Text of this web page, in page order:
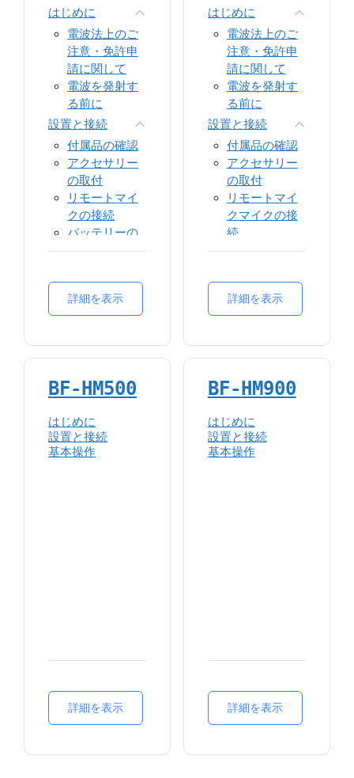
TOT
モニター
送信許可
コンパンディ
ング
CTCSS/CDCSS
仕様
設定
緊急通報
ワークアロー
ン
ダイレクトモ
ード運用
Pseudoトラン
ク
プライオリテ
ィ割込み
サイトローミ
ング
TOT
ド
仕様
スキャン
ゾーン
SMS
コールログ
設定
緊急通報
ワークアロー
ン（ローンワ
ーカー）
モニター
バッテリー管
理
未登録局受信
拒否
トーンアラー
TOT
送信許可
周波数帯域
仕様
はじめに
電波法上のご
注意・免許申
請に関して
電波を発射す
る前に
設置と接続
付属品の確認
アクセサリー
の取付
リモートマイ
クの接続
バッテリーの
取扱い
基本操作
操作方法
呼出・応答方
機能
スキャン
モニター
SMS
ーカー）
トーンアラー
詳細を表示
はじめに
電波法上のご
注意・免許申
請に関して
電波を発射す
る前に
設置と接続
付属品の確認
アクセサリー
の取付
リモートマイ
クマイクの接
続
バッテリーの
各部の名称・機能
基本操作
操作方法
法
定
機能
ワークアロー
マンダウン
詳細を表示
BF-HM500
はじめに
設置と接続
基本操作
詳細を表示
BF-HM900
はじめに
設置と接続
基本操作
詳細を表示